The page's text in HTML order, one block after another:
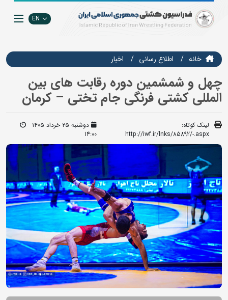
EN
خانه اطلاع رسانی اخبار
چهل و شمشمین دوره رقابت های بین
المللی کشتی فرنگی جام تختی – کرمان
لینک کوتاه:
http://iwf.ir/lnks/85892/-.aspx
دوشنبه ۲۵ خرداد ۱۴۰۵
14:00